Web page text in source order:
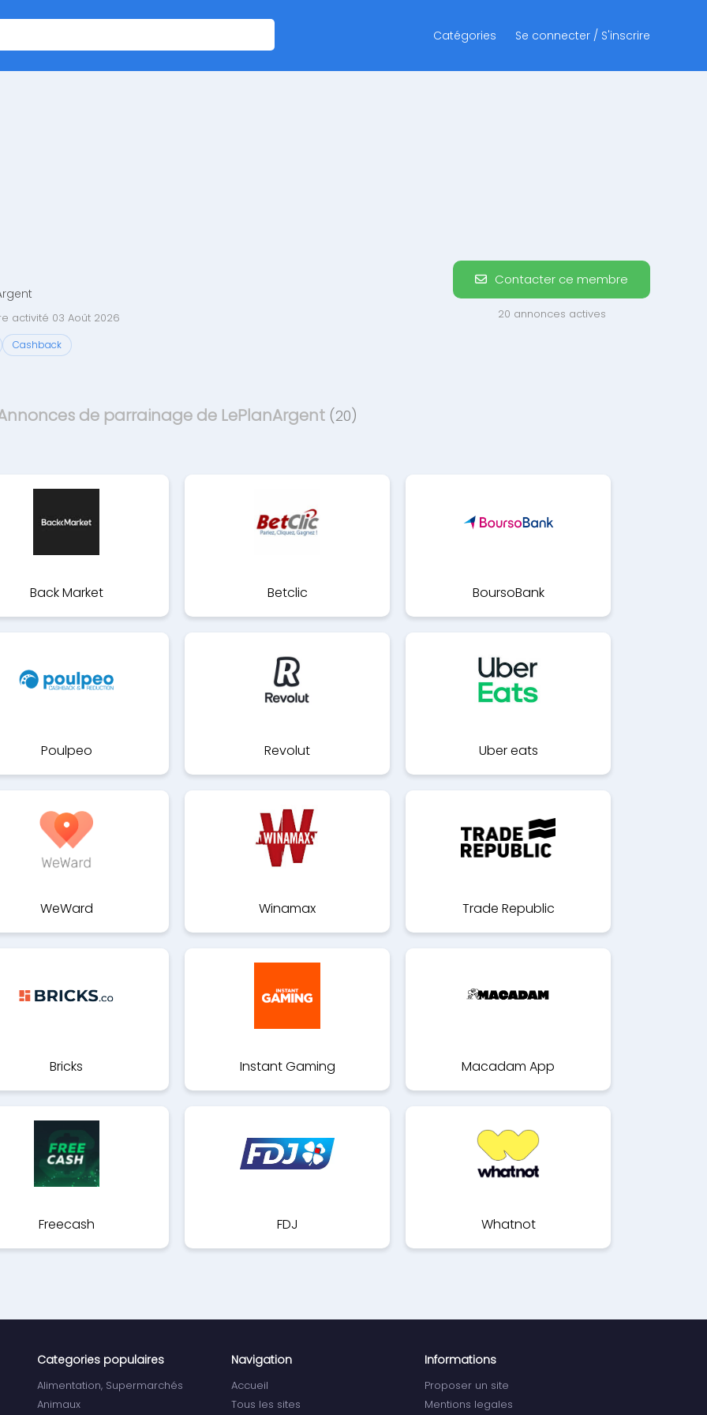
Catégories Se connecter / S'inscrire
activité 03 Août 2026
Cashback
Contacter ce membre
20 annonces actives
de parrainage de LePlanArgent (20)
Back Market Betclic BoursoBank
Poulpeo Revolut Uber eats
WeWard Winamax Trade Republic
Bricks Instant Gaming Macadam App
Freecash FDJ Whatnot
Categories populaires
Alimentation, Supermarchés
Animaux
Navigation
Accueil
Tous les sites
Informations
Proposer un site
Mentions legales